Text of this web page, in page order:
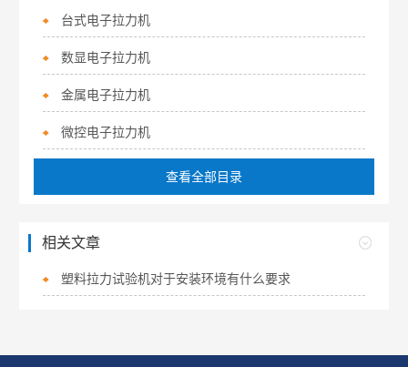
台式电子拉力机
数显电子拉力机
金属电子拉力机
微控电子拉力机
查看全部目录
相关文章
塑料拉力试验机对于安装环境有什么要求